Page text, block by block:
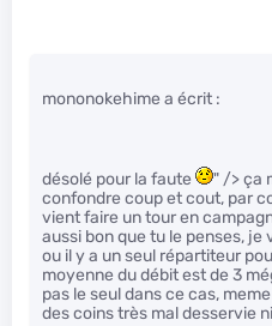
mononokehime a écrit :
désolé pour la faute
" /> ça
confondre coup et cout, par
vient faire un tour en
aussi bon que tu le penses,
ou il y a un seul répartiteur
moyenne du débit est de 3
pas le seul dans ce cas,
des coins très mal desservie